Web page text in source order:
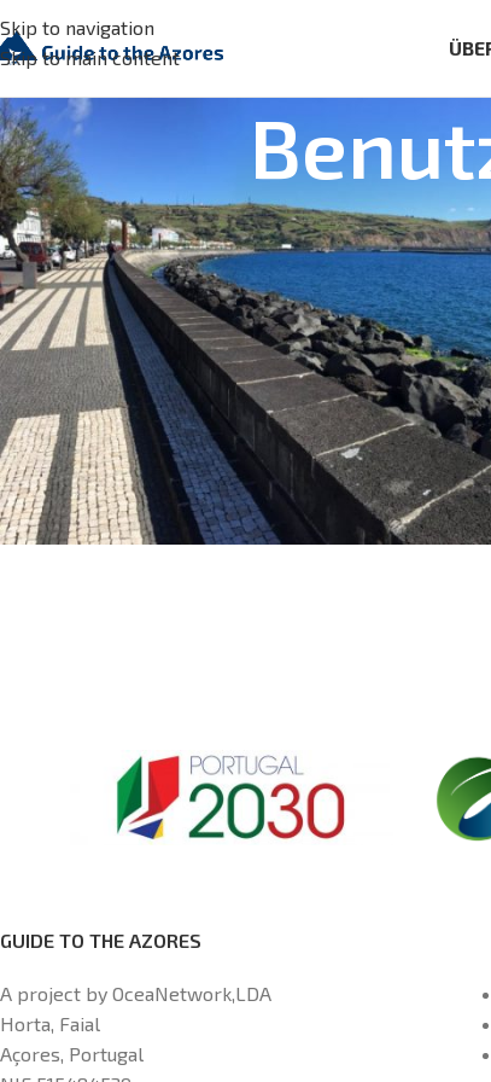
Skip to navigation
Skip to main content
[wpgdprc_access_request_form]
GUIDE TO THE AZORES
A project by OceaNetwork,LDA
Horta, Faial
Açores, Portugal